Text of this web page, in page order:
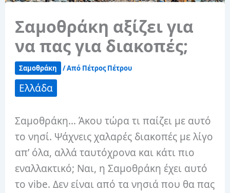
Σαμοθράκη αξίζει για
να πας για διακοπές;
Σαμοθράκη / Από Πέτρος Πέτρου
Ελλάδα
Σαμοθράκη… Άκου τώρα τι παίζει με αυτό
το νησί. Ψάχνεις χαλαρές διακοπές με λίγο
απ’ όλα, αλλά ταυτόχρονα και κάτι πιο
εναλλακτικό; Ναι, η Σαμοθράκη έχει αυτό
το vibe. Δεν είναι από τα νησιά που θα πας